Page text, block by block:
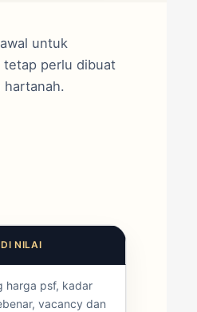
untuk
tetap perlu dibuat
hartanah.
NILAI
harga psf, kadar
vacancy dan